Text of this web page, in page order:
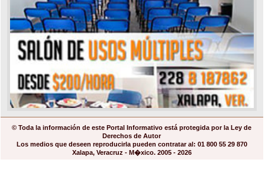
© Toda la información de este Portal Informativo está protegida por la Ley de
Derechos de Autor
Los medios que deseen reproducirla pueden contratar al: 01 800 55 29 870
Xalapa, Veracruz - M�xico. 2005 - 2026